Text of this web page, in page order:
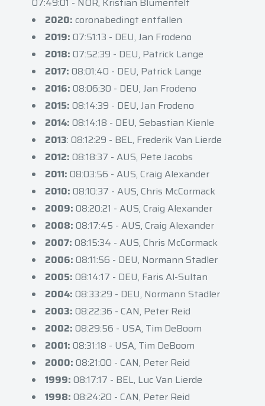
2020: coronabedingt entfallen
2019: 07:51:13 - DEU, Jan Frodeno
2018: 07:52:39 - DEU, Patrick Lange
2017: 08:01:40 - DEU, Patrick Lange
2016: 08:06:30 - DEU, Jan Frodeno
2015: 08:14:39 - DEU, Jan Frodeno
2014: 08:14:18 - DEU, Sebastian Kienle
2013: 08:12:29 - BEL, Frederik Van Lierde
2012: 08:18:37 - AUS, Pete Jacobs
2011: 08:03:56 - AUS, Craig Alexander
2010: 08:10:37 - AUS, Chris McCormack
2009: 08:20:21 - AUS, Craig Alexander
2008: 08:17:45 - AUS, Craig Alexander
2007: 08:15:34 - AUS, Chris McCormack
2006: 08:11:56 - DEU, Normann Stadler
2005: 08:14:17 - DEU, Faris Al-Sultan
2004: 08:33:29 - DEU, Normann Stadler
2003: 08:22:36 - CAN, Peter Reid
2002: 08:29:56 - USA, Tim DeBoom
2001: 08:31:18 - USA, Tim DeBoom
2000: 08:21:00 - CAN, Peter Reid
1999: 08:17:17 - BEL, Luc Van Lierde
1998: 08:24:20 - CAN, Peter Reid